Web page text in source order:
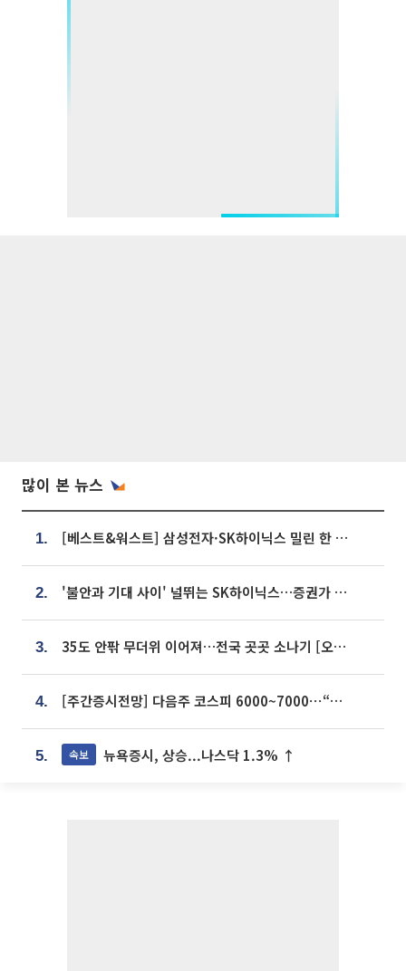
많이 본 뉴스
1. [베스트&워스트] 삼성전자·SK하이닉스 밀린 한 주…상상인증권은 85% 급등
2. '불안과 기대 사이' 널뛰는 SK하이닉스…증권가 "HBM4·LTA 기반 펀터멘털 견고"
3. 35도 안팎 무더위 이어져…전국 곳곳 소나기 [오늘 날씨]
4. [주간증시전망] 다음주 코스피 6000~7000⋯“外人 수급은 정책이 변수”
5. 속보 뉴욕증시, 상승...나스닥 1.3% ↑